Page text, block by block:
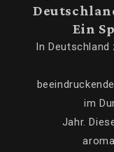
Ein
In Deutschland
im
Jahr.